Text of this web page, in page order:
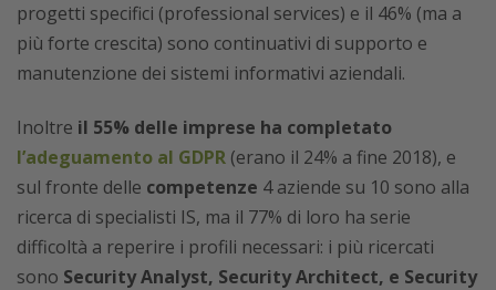
progetti specifici (professional services) e il 46% (ma a
più forte crescita) sono continuativi di supporto e
manutenzione dei sistemi informativi aziendali.
Inoltre il 55% delle imprese ha completato
l’adeguamento al GDPR (erano il 24% a fine 2018), e
sul fronte delle competenze 4 aziende su 10 sono alla
ricerca di specialisti IS, ma il 77% di loro ha serie
difficoltà a reperire i profili necessari: i più ricercati
sono Security Analyst, Security Architect, e Security